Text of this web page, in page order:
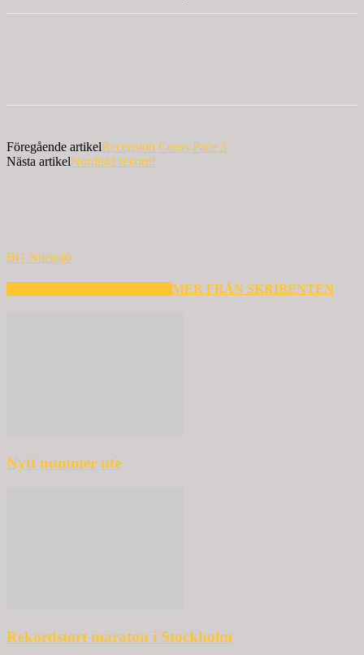
Föregående artikelRecension Coros Pace 3
Nästa artikelNordiskt rekord!
BG Nilensjö
MER FRÅN SKRIBENTEN
Nytt nummer ute
Rekordstort maraton i Stockholm